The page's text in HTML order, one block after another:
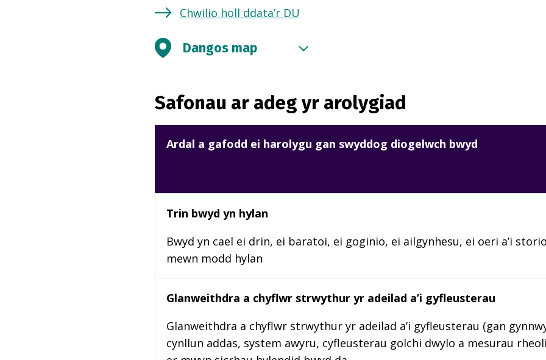
Chwilio holl ddata’r DU
Dangos map
Safonau ar adeg yr arolygiad
Ardal a gafodd ei harolygu gan swyddog diogelwch bwyd
Trin bwyd yn hylan
Bwyd yn cael ei drin, ei baratoi, ei goginio, ei ailgynhesu, ei oeri a’i storio
mewn modd hylan
Glanweithdra a chyflwr strwythur yr adeilad a’i gyfleusterau
Glanweithdra a chyflwr strwythur yr adeilad a’i gyfleusterau (gan
cynllun addas, system awyru, cyfleusterau golchi dwylo a mesurau